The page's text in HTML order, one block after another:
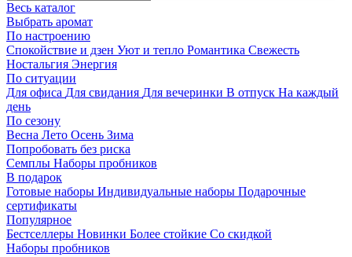
Весь каталог
Выбрать аромат
По настроению
Спокойствие и дзен Уют и тепло Романтика Свежесть
Ностальгия Энергия
По ситуации
Для офиса Для свидания Для вечеринки В отпуск На каждый
день
По сезону
Весна Лето Осень Зима
Попробовать без риска
Семплы Наборы пробников
В подарок
Готовые наборы Индивидуальные наборы Подарочные
сертификаты
Популярное
Бестселлеры Новинки Более стойкие Со скидкой
Наборы пробников